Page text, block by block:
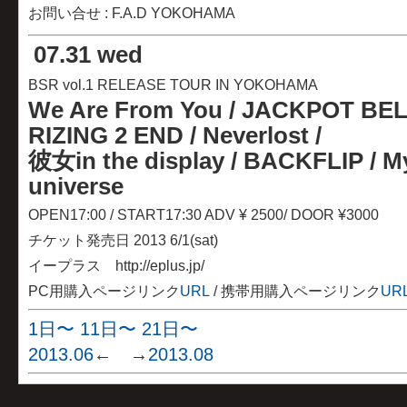
お問い合せ : F.A.D YOKOHAMA
07.31 wed
BSR vol.1 RELEASE TOUR IN YOKOHAMA
We Are From You / JACKPOT
RIZING 2 END / Neverlost /
彼女in the display / BACKFLIP /
universe
OPEN17:00 / START17:30 ADV ¥ 2500/ DOOR ¥3000
チケット発売日 2013 6/1(sat)
イープラス http://eplus.jp/
PC用購入ページリンク URL / 携帯用購入ページリンク
1日〜 11日〜 21日〜
2013.06← → 2013.08